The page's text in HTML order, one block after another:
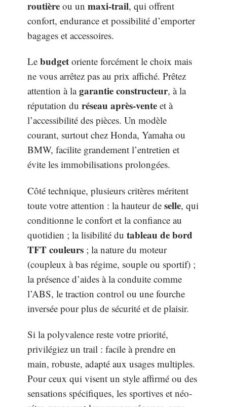
routière ou un maxi-trail, qui offrent
confort, endurance et possibilité d’emporter
bagages et accessoires.
Le budget oriente forcément le choix mais
ne vous arrêtez pas au prix affiché. Prêtez
attention à lagarantie constructeur, à la
réputation du réseau après-vente et à
l’accessibilité des pièces. Un modèle
courant, surtout chez Honda, Yamaha ou
BMW, facilite grandement l’entretien et
évite les immobilisations prolongées.
Côté technique, plusieurs critères méritent
toute votre attention : la hauteur de selle, qui
conditionne le confort et la confiance au
quotidien ; la lisibilité du tableau de bord
TFT couleurs ; la nature du moteur
(coupleux à bas régime, souple ou sportif) ;
la présence d’aides à la conduite comme
l’ABS, le traction control ou une fourche
inversée pour plus de sécurité et de plaisir.
Si la polyvalence reste votre priorité,
privilégiez un trail : facile à prendre en
main, robuste, adapté aux usages multiples.
Pour ceux qui visent un style affirmé ou des
sensations spécifiques, les sportives et néo-